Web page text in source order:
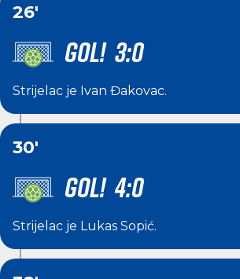
26'
GOL! 3:0
Strijelac je Ivan Đakovac.
30'
GOL! 4:0
Strijelac je Lukas Sopić.